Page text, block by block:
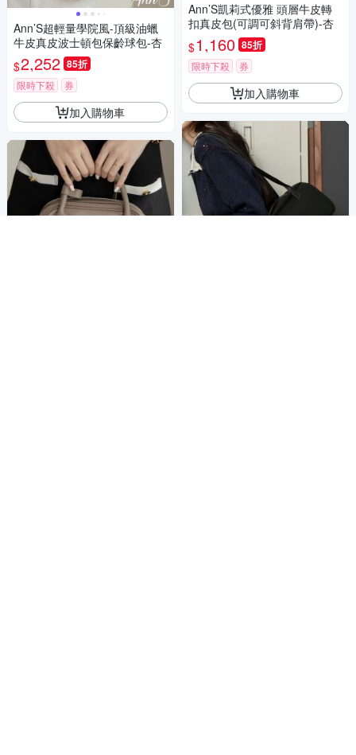
Ann’S超輕量學院風-頂級油蠟
牛皮真皮波士頓包保齡球包-杏
$2,252 85折
限時下殺 券
加入購物車
Ann’S凱莉式優雅 頭層牛皮轉
扣真皮包(可調可斜背肩帶)-杏
$1,160 85折
限時下殺 券
加入購物車